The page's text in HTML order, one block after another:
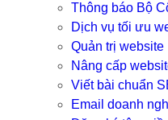
Thông báo Bộ
Dịch vụ tối ưu
Quản trị website
Nâng cấp
Viết bài chuẩn
Email doanh